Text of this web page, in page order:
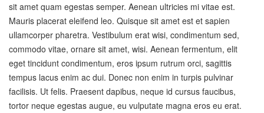
sit amet quam egestas semper. Aenean ultricies mi vitae est.
Mauris placerat eleifend leo. Quisque sit amet est et sapien
ullamcorper pharetra. Vestibulum erat wisi, condimentum sed,
commodo vitae, ornare sit amet, wisi. Aenean fermentum, elit
eget tincidunt condimentum, eros ipsum rutrum orci, sagittis
tempus lacus enim ac dui. Donec non enim in turpis pulvinar
facilisis. Ut felis. Praesent dapibus, neque id cursus faucibus,
tortor neque egestas augue, eu vulputate magna eros eu erat.